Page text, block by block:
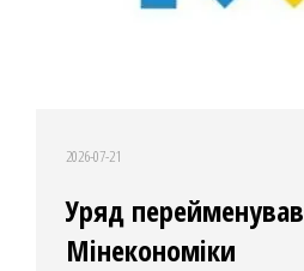
2026-07-21
Уряд перейменував
Мінекономіки